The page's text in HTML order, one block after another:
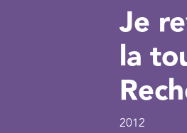
Je
la
2012